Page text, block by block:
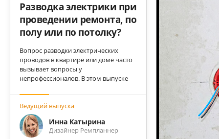
Ведущий выпуска
Инна Катырина
Дизайнер Ремпланнер
Разводка электрики при
проведении ремонта, по
полу или по потолку?
Вопрос разводки электрических
проводов в квартире или доме часто
вызывает вопросы у
непрофессионалов. В этом выпуске
разводки электрики по полу и по
потолку.